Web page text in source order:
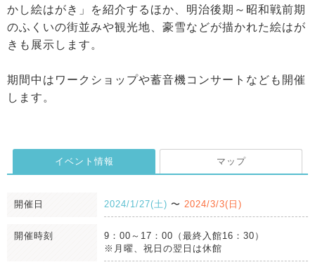
かし絵はがき」を紹介するほか、明治後期～昭和戦前期
のふくいの街並みや観光地、豪雪などが描かれた絵はが
きも展示します。
期間中はワークショップや蓄音機コンサートなども開催
します。
イベント情報 マップ
開催日 2024/1/27(土) 〜 2024/3/3(日)
開催時刻
9：00～17：00（最終入館16：30）
※月曜、祝日の翌日は休館